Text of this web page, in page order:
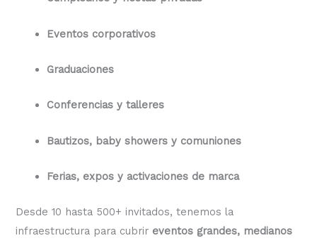
Eventos corporativos
Graduaciones
Conferencias y talleres
Bautizos, baby showers y comuniones
Ferias, expos y activaciones de marca
Desde 10 hasta 500+ invitados, tenemos la
infraestructura para cubrir eventos grandes, medianos